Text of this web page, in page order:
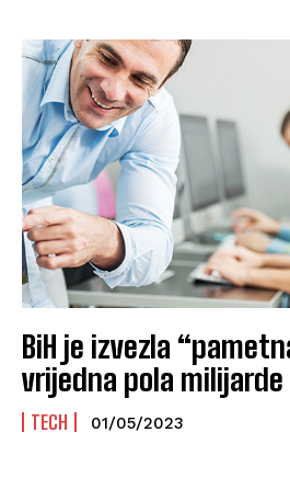
BiH je izvezla
vrijedna pola milijarde
TECH 01/05/2023